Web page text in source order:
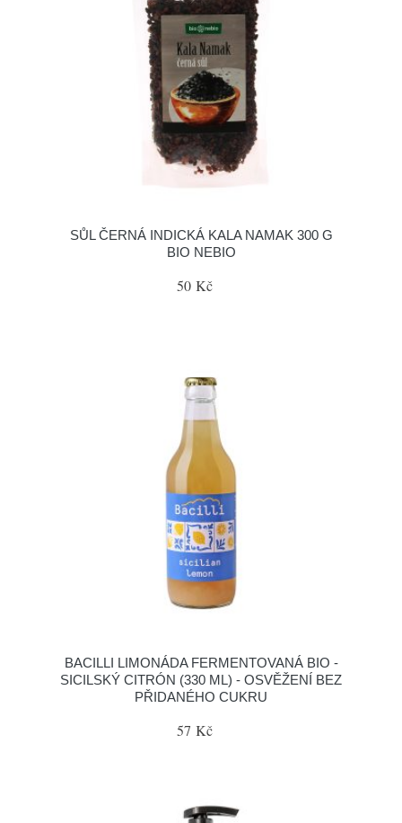
SŮL ČERNÁ INDICKÁ KALA NAMAK 300 G
BIO NEBIO
50 Kč
BACILLI LIMONÁDA FERMENTOVANÁ BIO -
SICILSKÝ CITRÓN (330 ML) - OSVĚŽENÍ BEZ
PŘIDANÉHO CUKRU
57 Kč